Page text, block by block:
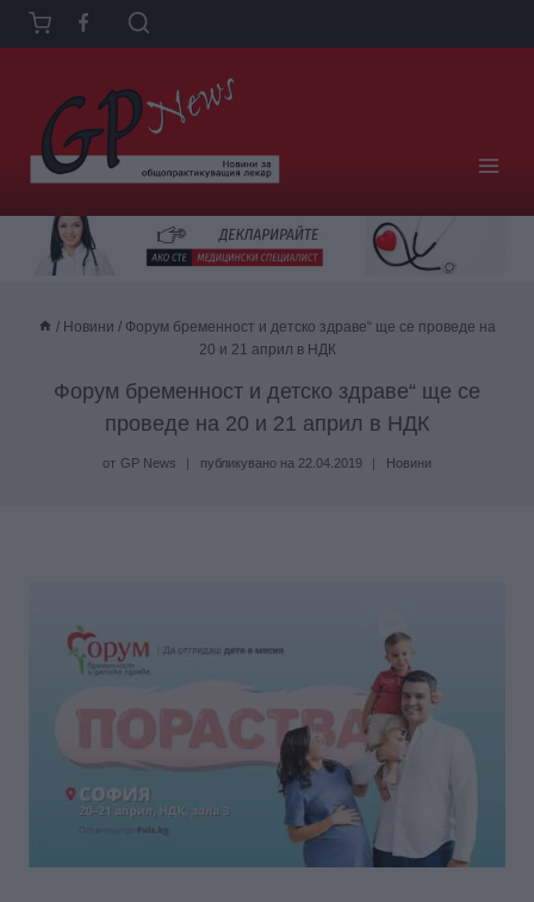
Към
съдържанието
/ Новини / Форум бременност и детско здраве“ ще се проведе на
20 и 21 април в НДК
Форум бременност и детско здраве“ ще се
проведе на 20 и 21 април в НДК
от GP News публикувано на 22.04.2019 Новини